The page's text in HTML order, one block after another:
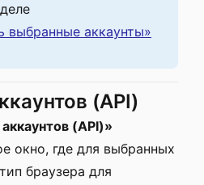
выбранные аккаунты»
(API)
(API)»
окно, где для выбранных
браузера для